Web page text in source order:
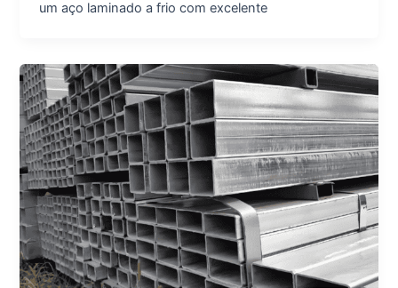
um aço laminado a frio com excelente